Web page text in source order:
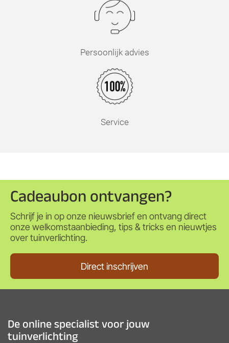
Persoonlijk advies
Service
Cadeaubon ontvangen?
Schrijf je in op onze nieuwsbrief en ontvang direct
onze welkomstaanbieding, tips & tricks en nieuwtjes
over tuinverlichting.
Direct inschrijven
De online specialist voor jouw
tuinverlichting